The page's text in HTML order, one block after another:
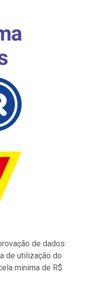
de dados
de utilização do
minima de R$